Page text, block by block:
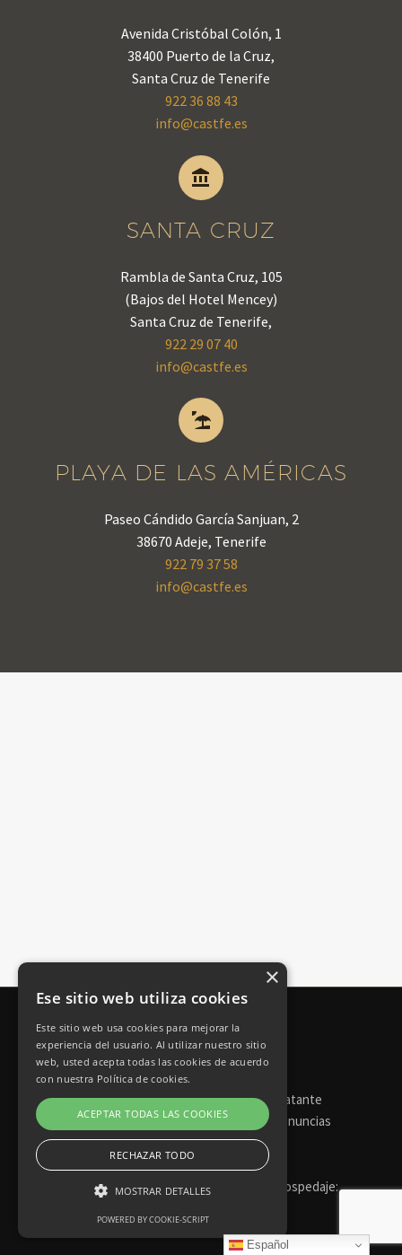
Avenida Cristóbal Colón, 1
38400 Puerto de la Cruz,
Santa Cruz de Tenerife
922 36 88 43
info@castfe.es


SANTA CRUZ
Rambla de Santa Cruz, 105
(Bajos del Hotel Mencey)
Santa Cruz de Tenerife,
922 29 07 40
info@castfe.es


PLAYA DE LAS AMÉRICAS
Paseo Cándido García Sanjuan, 2
38670 Adeje, Tenerife
922 79 37 58
info@castfe.es
Torneos de póker
Perfil del contratante
Portal de transparencia
Canal de denuncias
© 2026 Casinos de Tenerife | Diseño y hospedaje:
Español
×
Ese sitio web utiliza cookies
Este sitio web usa cookies para mejorar la
experiencia del usuario. Al utilizar nuestro sitio
web, usted acepta todas las cookies de acuerdo
con nuestra Política de cookies.
ACEPTAR TODAS LAS COOKIES
RECHAZAR TODO
MOSTRAR DETALLES
POWERED BY COOKIE-SCRIPT